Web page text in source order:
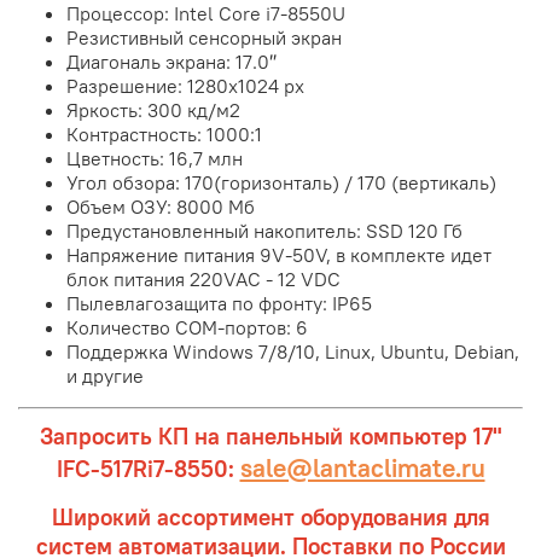
Процессор: Intel Core i7-8550U
Резистивный сенсорный экран
Диагональ экрана: 17.0″
Разрешение: 1280x1024 px
Яркость: 300 кд/м2
Контрастность: 1000:1
Цветность: 16,7 млн
Угол обзора: 170(горизонталь) / 170 (вертикаль)
Объем ОЗУ: 8000 Мб
Предустановленный накопитель: SSD 120 Гб
Напряжение питания 9V-50V, в комплекте идет
блок питания 220VAC - 12 VDC
Пылевлагозащита по фронту: IP65
Количество COM-портов: 6
Поддержка Windows 7/8/10, Linux, Ubuntu, Debian,
и другие
Запросить КП на панельный компьютер 17"
IFC-517Ri7-8550: sale@lantaclimate.ru
Широкий ассортимент оборудования для
систем автоматизации. Поставки по России